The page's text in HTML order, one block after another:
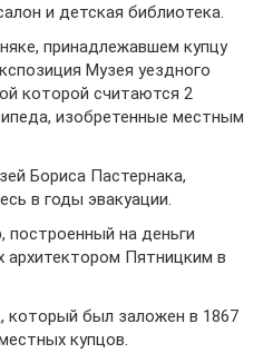
и детская библиотека.
принадлежавшем купцу
Музея уездного
которой считаются 2
изобретенные местным
Бориса Пастернака,
в годы эвакуации.
построенный на деньги
архитектором Пятницким в
который был заложен в 1867
купцов.